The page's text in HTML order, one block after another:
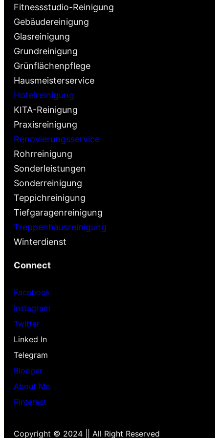
Fitnessstudio-Reinigung
Gebäudereinigung
Glasreinigung
Grundreinigung
Grünflächenpflege
Hausmeisterservice
Hotelreinigung
KITA-Reinigung
Praxisreinigung
Renovierungsservice
Rohrreinigung
Sonderleistungen
Sonderreinigung
Teppichreinigung
Tiefgaragenreinigung
Treppenhausreinigung
Winterdienst
Connect
Facebook
Instagram
Twitter
Linked In
Telegram
Blooger
About Me
Pinterest
Copyright © 2024 || All Right Reserved